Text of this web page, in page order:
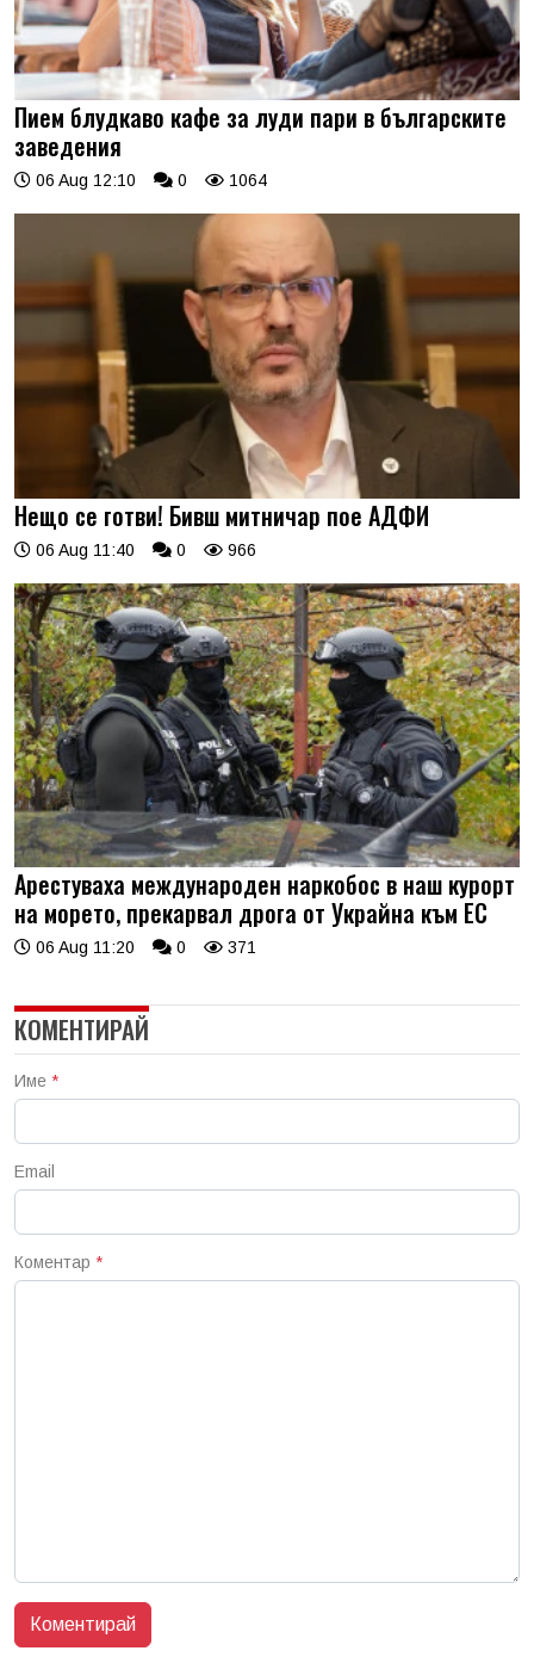
Пием блудкаво кафе за луди пари в българските
заведения
06 Aug 12:10 0 1064
Нещо се готви! Бивш митничар пое АДФИ
06 Aug 11:40 0 966
Арестуваха международен наркобос в наш курорт
на морето, прекарвал дрога от Украйна към ЕС
06 Aug 11:20 0 371
КОМЕНТИРАЙ
Име *
Email
Коментар *